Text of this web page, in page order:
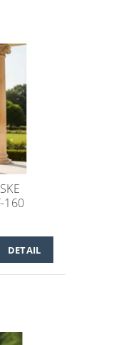
160
DETAIL